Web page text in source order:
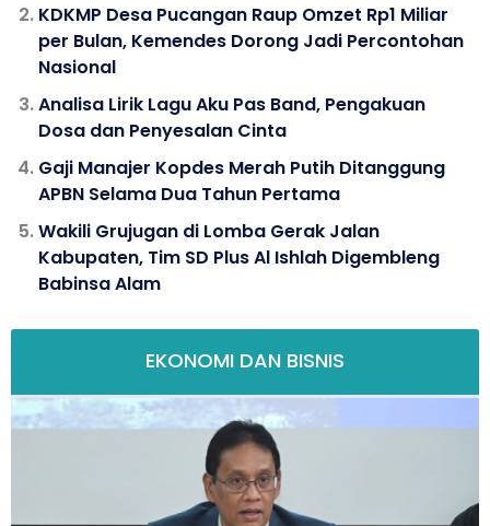
KDKMP Desa Pucangan Raup Omzet Rp1 Miliar
per Bulan, Kemendes Dorong Jadi Percontohan
Nasional
Analisa Lirik Lagu Aku Pas Band, Pengakuan
Dosa dan Penyesalan Cinta
Gaji Manajer Kopdes Merah Putih Ditanggung
APBN Selama Dua Tahun Pertama
Wakili Grujugan di Lomba Gerak Jalan
Kabupaten, Tim SD Plus Al Ishlah Digembleng
Babinsa Alam
EKONOMI DAN BISNIS